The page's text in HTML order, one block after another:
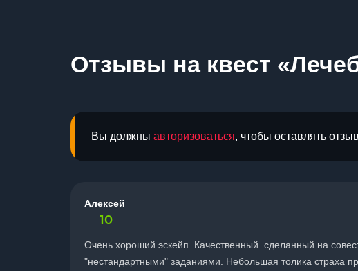
Отзывы на квест
Вы должны авторизоваться, чтобы оставлять
Алексей
10
Очень хороший эскейп. Качественный. сделанный на
"нестандартными" заданиями. Небольшая толика страха